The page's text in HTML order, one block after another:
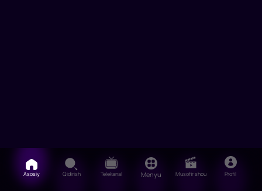
Asosiy Qidirish Telekanal Menyu Musofir shou Profil